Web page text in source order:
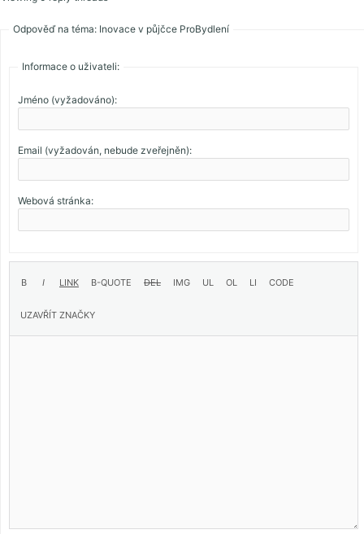
Odpověď na téma: Inovace v půjčce ProBydlení
Informace o uživateli:
Jméno (vyžadováno):
Email (vyžadován, nebude zveřejněn):
Webová stránka: